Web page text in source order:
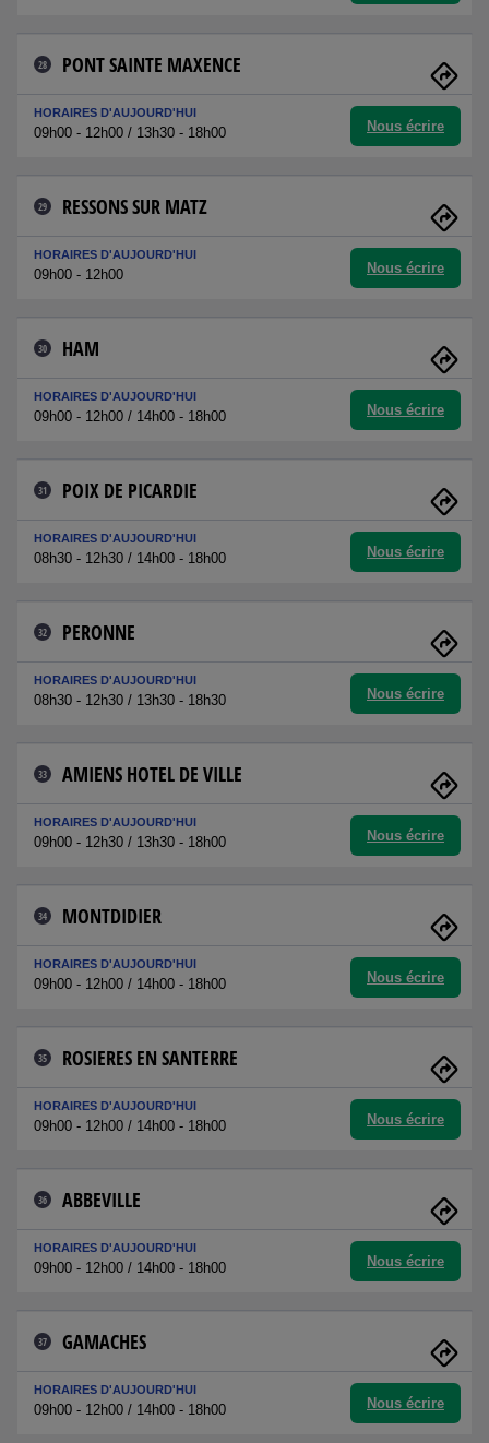
28 PONT SAINTE MAXENCE
HORAIRES D'AUJOURD'HUI
09h00 - 12h00 / 13h30 - 18h00 Nous écrire
29 RESSONS SUR MATZ
HORAIRES D'AUJOURD'HUI
09h00 - 12h00 Nous écrire
30 HAM
HORAIRES D'AUJOURD'HUI
09h00 - 12h00 / 14h00 - 18h00 Nous écrire
31 POIX DE PICARDIE
HORAIRES D'AUJOURD'HUI
08h30 - 12h30 / 14h00 - 18h00 Nous écrire
32 PERONNE
HORAIRES D'AUJOURD'HUI
08h30 - 12h30 / 13h30 - 18h30 Nous écrire
33 AMIENS HOTEL DE VILLE
HORAIRES D'AUJOURD'HUI
09h00 - 12h30 / 13h30 - 18h00 Nous écrire
34 MONTDIDIER
HORAIRES D'AUJOURD'HUI
09h00 - 12h00 / 14h00 - 18h00 Nous écrire
35 ROSIERES EN SANTERRE
HORAIRES D'AUJOURD'HUI
09h00 - 12h00 / 14h00 - 18h00 Nous écrire
36 ABBEVILLE
HORAIRES D'AUJOURD'HUI
09h00 - 12h00 / 14h00 - 18h00 Nous écrire
37 GAMACHES
HORAIRES D'AUJOURD'HUI
09h00 - 12h00 / 14h00 - 18h00 Nous écrire